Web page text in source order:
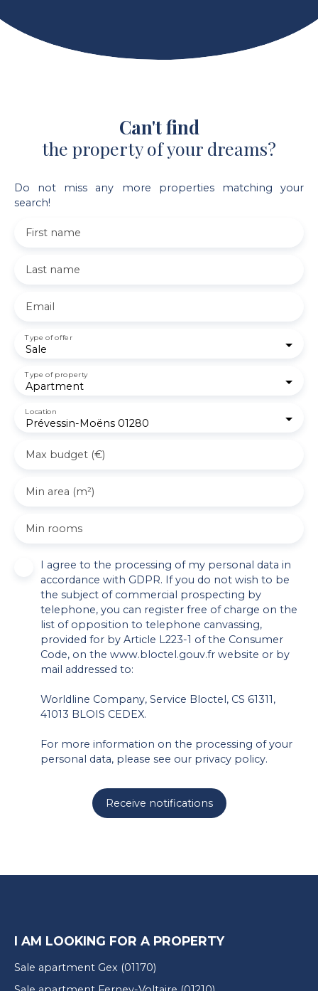
Can't find
the property of your dreams?
Do not miss any more properties matching your
search!
First name
Last name
Email
Sale
Type of offer
Apartment
Type of property
Prévessin-Moëns 01280
Location
Max budget (€)
Min area (m²)
Min rooms
I agree to the processing of my personal data in
accordance with GDPR. If you do not wish to be
the subject of commercial prospecting by
telephone, you can register free of charge on the
list of opposition to telephone canvassing,
provided for by Article L223-1 of the Consumer
Code, on the www.bloctel.gouv.fr website or by
mail addressed to:
Worldline Company, Service Bloctel, CS 61311,
41013 BLOIS CEDEX.
For more information on the processing of your
personal data, please see our privacy policy.
Receive notifications
I AM LOOKING FOR A PROPERTY
Sale apartment Gex (01170)